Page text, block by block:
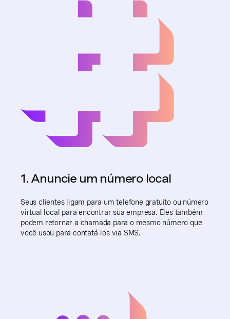
1. Anuncie um número local
Seus clientes ligam para um telefone gratuito ou número
virtual local para encontrar sua empresa. Eles também
podem retornar a chamada para o mesmo número que
você usou para contatá-los via SMS.